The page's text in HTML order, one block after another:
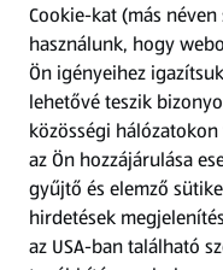
Kérdőív
Fizetési lehetőségek
ALDI utalványok
Árcsökkentés
Cookie-kat (más
használunk, hogy
Ön igényeihez
lehetővé teszik
közösségi
az Ön hozzájárulása
gyűjtő és elemző
hirdetések
az USA-ban található